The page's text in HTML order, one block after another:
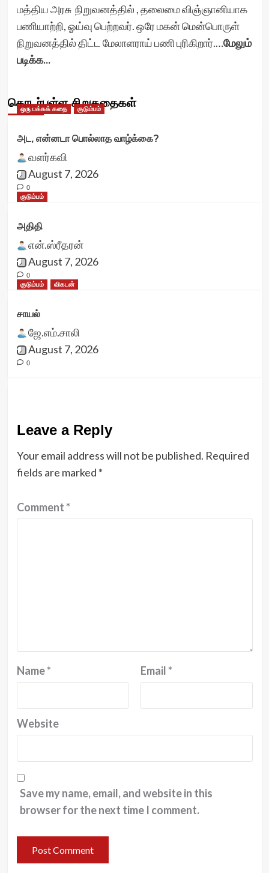
மத்திய அரசு நிறுவனத்தில் , தலைமை விஞ்ஞானியாக
பணியாற்றி, ஓய்வு பெற்றவர். ஒரே மகன் மென்பொருள்
நிறுவனத்தில் திட்ட மேலாளராய் பணி புரிகிறார்.…மேலும்
படிக்க...
தொடர்புள்ள சிறுகதைகள்
ஒரு பக்கக் கதை குடும்பம்
அட, என்னடா பொல்லாத வாழ்க்கை?
வளர்கவி
August 7, 2026
0
குடும்பம்
அதிதி
என்.ஸ்ரீதரன்
August 7, 2026
0
குடும்பம்
விகடன்
சாயல்
ஜே.எம்.சாலி
August 7, 2026
0
Leave a Reply
Your email address will not be published. Required
fields are marked *
Comment*
Name* Email*
Website
Save my name, email, and website in this
browser for the next time I comment.